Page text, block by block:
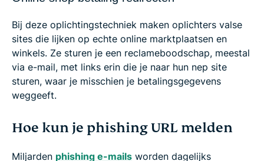
Bij deze oplichtingstechniek maken oplichters valse
sites die lijken op echte online marktplaatsen en
winkels. Ze sturen je een reclameboodschap, meestal
via e-mail, met links erin die je naar hun nep site
sturen, waar je misschien je betalingsgegevens
weggeeft.
Hoe kun je phishing URL melden
Miljarden phishing e-mails worden dagelijks